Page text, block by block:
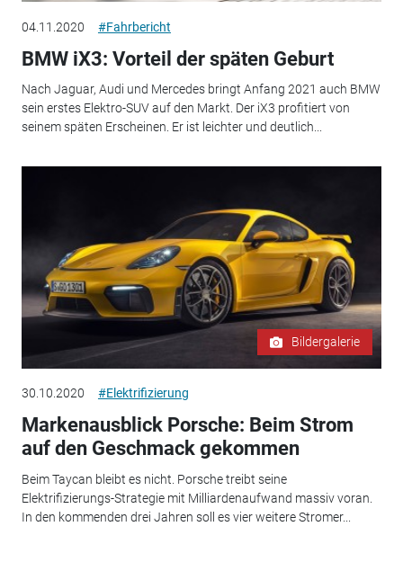
04.11.2020 #Fahrbericht
BMW iX3: Vorteil der späten Geburt
Nach Jaguar, Audi und Mercedes bringt Anfang 2021 auch BMW
sein erstes Elektro-SUV auf den Markt. Der iX3 profitiert von
seinem späten Erscheinen. Er ist leichter und deutlich...
Bildergalerie
30.10.2020 #Elektrifizierung
Markenausblick Porsche: Beim Strom
auf den Geschmack gekommen
Beim Taycan bleibt es nicht. Porsche treibt seine
Elektrifizierungs-Strategie mit Milliardenaufwand massiv voran.
In den kommenden drei Jahren soll es vier weitere Stromer...